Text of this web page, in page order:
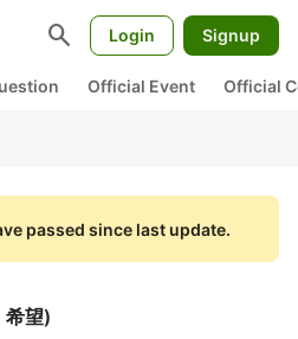
search Login Signup
Official Event Official
passed since last update.
希望)